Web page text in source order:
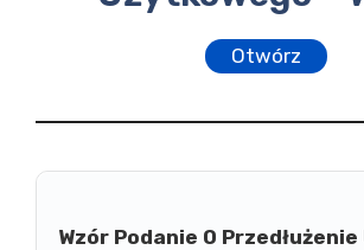
Otwórz
Wzór Podanie O Przedłużenie